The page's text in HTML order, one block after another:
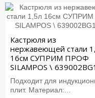
Кастрюля из
нержавеющей стали
16см СУПРИМ ПРОФ
SILAMPOS \
Подходит для
плит. Материал:...